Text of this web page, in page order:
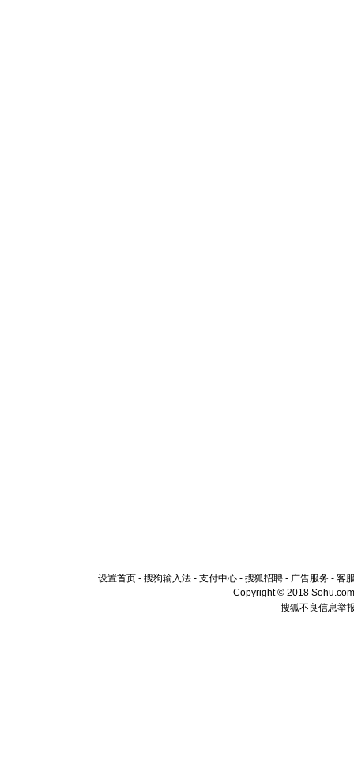
设置首页 - 搜狗输入法 - 支付中心 - 搜狐招聘 - 广告服务 - 客
Copyright © 2018
搜狐不良信息举